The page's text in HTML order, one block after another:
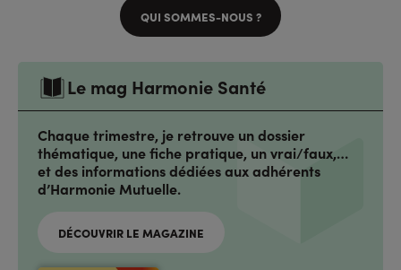
QUI SOMMES-NOUS ?
Le mag Harmonie Santé
Chaque trimestre, je retrouve un dossier
thématique, une fiche pratique, un vrai/faux,…
et des informations dédiées aux adhérents
d’Harmonie Mutuelle.
DÉCOUVRIR LE MAGAZINE